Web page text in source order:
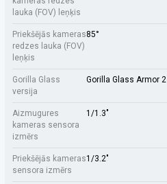
lauka (FOV) leņķis
Priekšējās kameras
redzes lauka (FOV)
leņķis
85°
Gorilla Glass
versija
Gorilla Glass Armor 2
Aizmugures
kameras sensora
izmērs
1/1.3"
Priekšējās kameras
sensora izmērs
1/3.2"